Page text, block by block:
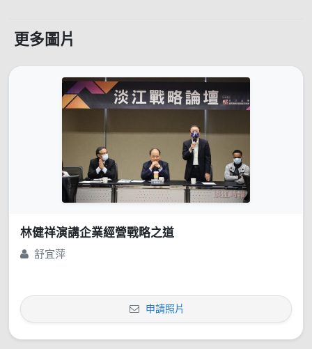
更多圖片
林健祥演講企業經營戰略之道
舒宜萍
申請照片